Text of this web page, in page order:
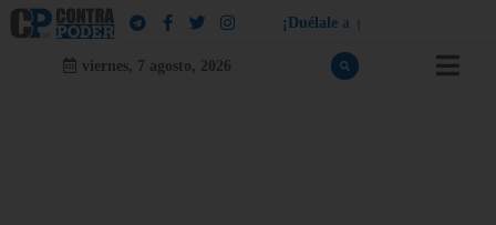
¡ Dué a e a q
viernes, 7 agosto, 2026